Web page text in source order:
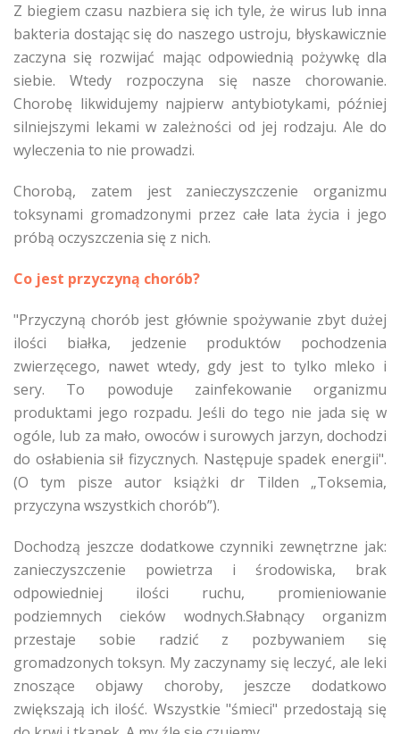
Z biegiem czasu nazbiera się ich tyle, że wirus lub inna
bakteria dostając się do naszego ustroju, błyskawicznie
zaczyna się rozwijać mając odpowiednią pożywkę dla
siebie. Wtedy rozpoczyna się nasze chorowanie.
Chorobę likwidujemy najpierw antybiotykami, później
silniejszymi lekami w zależności od jej rodzaju. Ale do
wyleczenia to nie prowadzi.
Chorobą, zatem jest zanieczyszczenie organizmu
toksynami gromadzonymi przez całe lata życia i jego
próbą oczyszczenia się z nich.
Co jest przyczyną chorób?
"Przyczyną chorób jest głównie spożywanie zbyt dużej
ilości białka, jedzenie produktów pochodzenia
zwierzęcego, nawet wtedy, gdy jest to tylko mleko i
sery. To powoduje zainfekowanie organizmu
produktami jego rozpadu. Jeśli do tego nie jada się w
ogóle, lub za mało, owoców i surowych jarzyn, dochodzi
do osłabienia sił fizycznych. Następuje spadek energii".
(O tym pisze autor książki dr Tilden „Toksemia,
przyczyna wszystkich chorób”).
Dochodzą jeszcze dodatkowe czynniki zewnętrzne jak:
zanieczyszczenie powietrza i środowiska, brak
odpowiedniej ilości ruchu, promieniowanie
podziemnych cieków wodnych.Słabnący organizm
przestaje sobie radzić z pozbywaniem się
gromadzonych toksyn. My zaczynamy się leczyć, ale leki
znoszące objawy choroby, jeszcze dodatkowo
zwiększają ich ilość. Wszystkie "śmieci" przedostają się